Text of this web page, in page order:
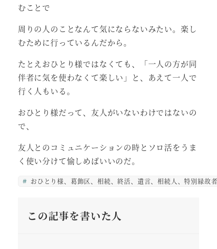
むことで
周りの人のことなんて気にならないみたい。楽し
むために行っているんだから。
たとえおひとり様ではなくても、「一人の方が同
伴者に気を使わなくて楽しい」と、あえて一人で
行く人もいる。
おひとり様だって、友人がいないわけではないの
で、
友人とのコミュニケーションの時とソロ活をうま
く使い分けて愉しめばいいのだ。
おひとり様、葛飾区、相続、終活、遺言、相続人、特別縁故
この記事を書いた人